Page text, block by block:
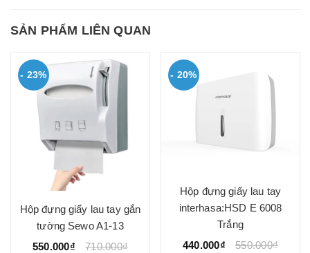
SẢN PHẨM LIÊN QUAN
- 23%
Hộp đựng giấy lau tay gắn
tường Sewo A1-13
550.000₫
710.000₫
- 20%
Hộp đựng giấy lau tay
interhasa:HSD E 6008
Trắng
440.000₫
550.000₫